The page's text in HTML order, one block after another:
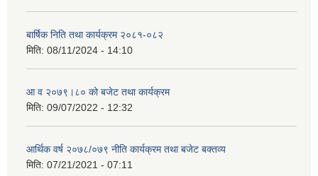
बार्षिक निति तथा कार्यक्रम २०८१-०८२
मिति: 08/11/2024 - 14:10
आ व २०७९।८० को बजेट तथा कार्यक्रम
मिति: 09/07/2022 - 12:32
आर्थिक वर्ष २०७८/०७९ नीति कार्यक्रम तथा बजेट बक्तव्य
मिति: 07/21/2021 - 07:11